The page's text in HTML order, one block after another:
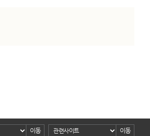
이동 이동